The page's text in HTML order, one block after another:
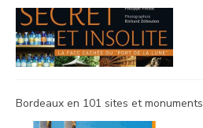
Bordeaux en 101 sites et monuments